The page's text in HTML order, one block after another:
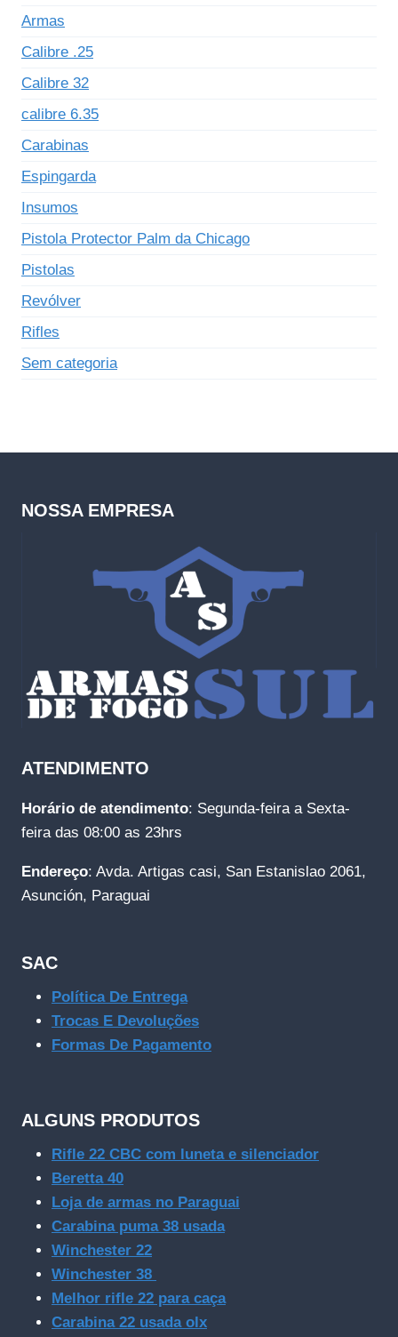
Armas
Calibre .25
Calibre 32
calibre 6.35
Carabinas
Espingarda
Insumos
Pistola Protector Palm da Chicago
Pistolas
Revólver
Rifles
Sem categoria
NOSSA EMPRESA
ATENDIMENTO
Horário de atendimento: Segunda-feira a Sexta-
feira das 08:00 as 23hrs
Endereço: Avda. Artigas casi, San Estanislao 2061,
Asunción, Paraguai
SAC
Política De Entrega
Trocas E Devoluções
Formas De Pagamento
ALGUNS PRODUTOS
Rifle 22 CBC com luneta e silenciador
Beretta 40
Loja de armas no Paraguai
Carabina puma 38 usada
Winchester 22
Winchester 38
Melhor rifle 22 para caça
Carabina 22 usada olx